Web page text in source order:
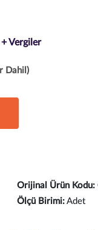
+ Vergiler
Dahil)
Orijinal Ürün Kodu:
Ölçü Birimi: Adet